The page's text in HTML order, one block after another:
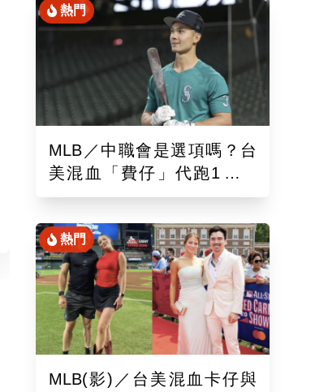
熱門
MLB／中職會是選項嗎？台
美混血「費仔」代跑1場被
DFA！再成自由球員動向受
熱門
MLB(影)／台美混血卡仔與